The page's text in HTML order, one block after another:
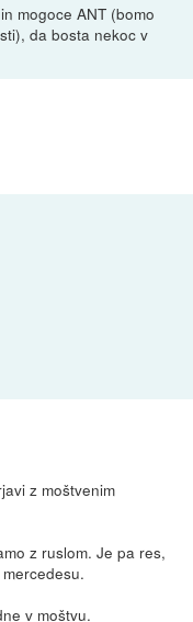
mogoce ANT (bomo
da bosta nekoc v
z moštvenim
z ruslom. Je pa res,
v moštvu.